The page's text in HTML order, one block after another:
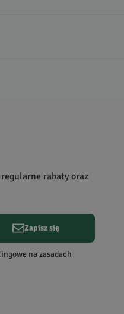
rabaty oraz
Zapisz się
na zasadach